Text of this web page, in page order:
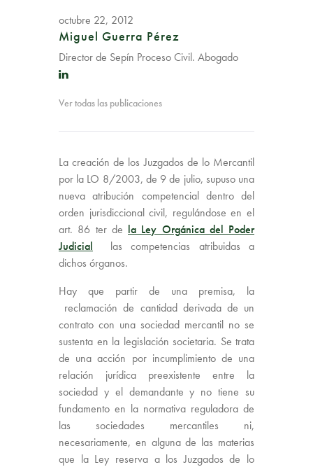
octubre 22, 2012
Miguel Guerra Pérez
Director de Sepín Proceso Civil. Abogado
Ver todas las publicaciones
La creación de los Juzgados de lo Mercantil
por la LO 8/2003, de 9 de julio, supuso una
nueva atribución competencial dentro del
orden jurisdiccional civil, regulándose en el
art. 86 ter de la Ley Orgánica del Poder
Judicial las competencias atribuidas a
dichos órganos.
Hay que partir de una premisa, la
reclamación de cantidad derivada de un
contrato con una sociedad mercantil no se
sustenta en la legislación societaria. Se trata
de una acción por incumplimiento de una
relación jurídica preexistente entre la
sociedad y el demandante y no tiene su
fundamento en la normativa reguladora de
las sociedades mercantiles ni,
necesariamente, en alguna de las materias
que la Ley reserva a los Juzgados de lo